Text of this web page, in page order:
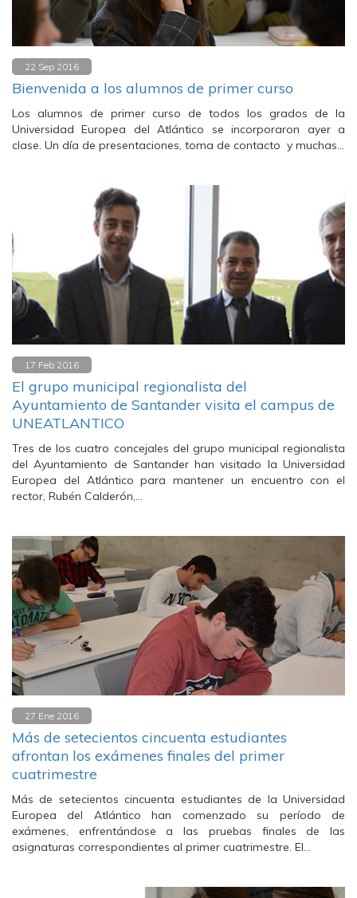
22 Sep 2016
Bienvenida a los alumnos de primer curso
Los alumnos de primer curso de todos los grados de la
Universidad Europea del Atlántico se incorporaron ayer a
clase. Un día de presentaciones, toma de contacto y muchas…
17 Feb 2016
El grupo municipal regionalista del
Ayuntamiento de Santander visita el campus de
UNEATLANTICO
Tres de los cuatro concejales del grupo municipal regionalista
del Ayuntamiento de Santander han visitado la Universidad
Europea del Atlántico para mantener un encuentro con el
rector, Rubén Calderón,…
27 Ene 2016
Más de setecientos cincuenta estudiantes
afrontan los exámenes finales del primer
cuatrimestre
Más de setecientos cincuenta estudiantes de la Universidad
Europea del Atlántico han comenzado su período de
exámenes, enfrentándose a las pruebas finales de las
asignaturas correspondientes al primer cuatrimestre. El…